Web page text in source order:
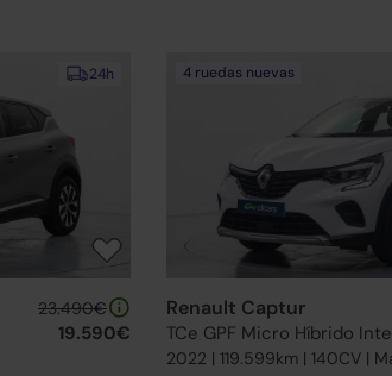
24h
23.490€
19.590€
4 ruedas nuevas
Renault Captur
TCe GPF Micro Híbrido
2022 | 119.599km | 140CV |